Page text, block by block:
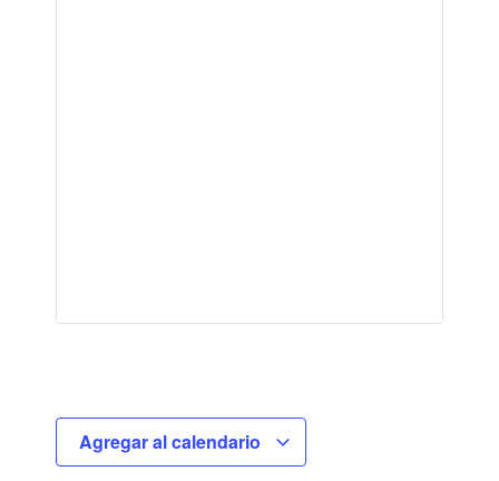
Agregar al calendario